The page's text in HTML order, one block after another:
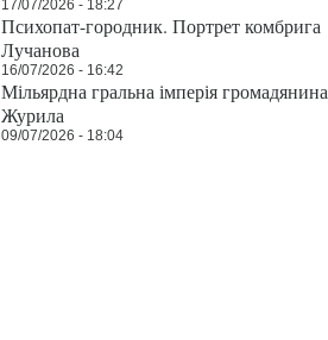
17/07/2026 - 18:27
Психопат-городник. Портрет комбрига
Лучанова
16/07/2026 - 16:42
Мільярдна гральна імперія громадянина
Журила
09/07/2026 - 18:04